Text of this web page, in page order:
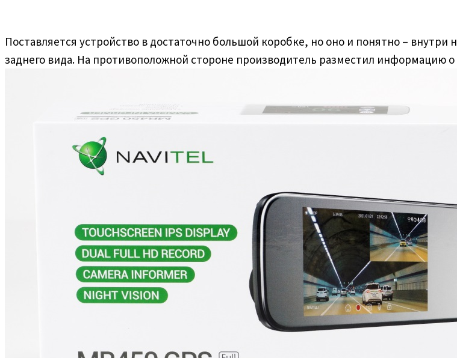
Поставляется устройство в достаточно большой коробке, но оно и понятно –
заднего вида. На противоположной стороне производитель разместил информацию